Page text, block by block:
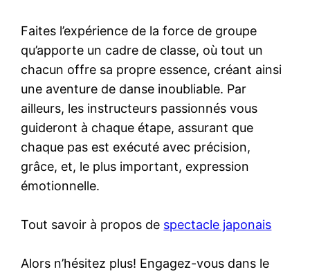
Faites l’expérience de la force de groupe
qu’apporte un cadre de classe, où tout un
chacun offre sa propre essence, créant ainsi
une aventure de danse inoubliable. Par
ailleurs, les instructeurs passionnés vous
guideront à chaque étape, assurant que
chaque pas est exécuté avec précision,
grâce, et, le plus important, expression
émotionnelle.
Tout savoir à propos de spectacle japonais
Alors n’hésitez plus! Engagez-vous dans le